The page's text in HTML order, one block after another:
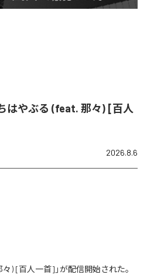
はやぶる (feat. 那々) [百人
2026.8.6
) [百人一首]」が配信開始された。